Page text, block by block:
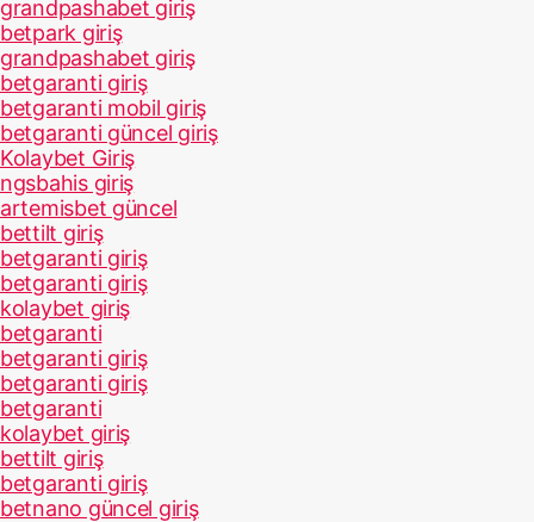
grandpashabet giriş
betpark giriş
grandpashabet giriş
betgaranti giriş
betgaranti mobil giriş
betgaranti güncel giriş
Kolaybet Giriş
ngsbahis giriş
artemisbet güncel
bettilt giriş
betgaranti giriş
betgaranti giriş
kolaybet giriş
betgaranti
betgaranti giriş
betgaranti giriş
betgaranti
kolaybet giriş
bettilt giriş
betgaranti giriş
betnano güncel giriş